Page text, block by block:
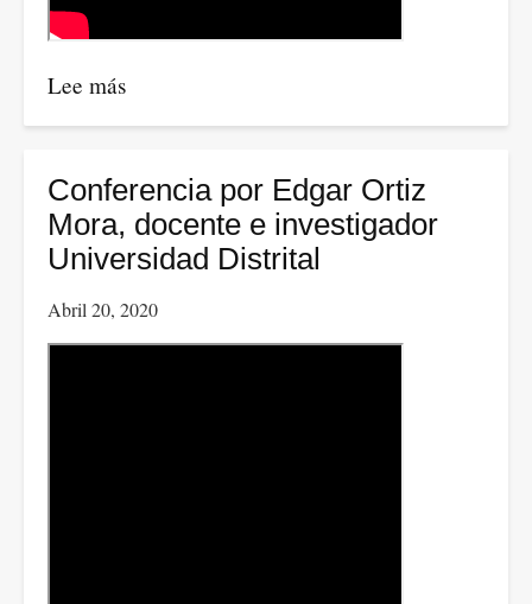
Lee más
Un
sobre
la
posición
de
China
Conferencia por Edgar Ortiz
Mora, docente e investigador
Universidad Distrital
Abril 20, 2020